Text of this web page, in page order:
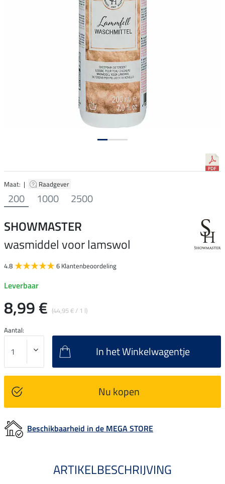
Maat: | Raadgever
200 1000 2500
SHOWMASTER
wasmiddel voor lamswol
4.8 6 Klantenbeoordeling
Leverbaar
8,99 € (44,95 € / 1 l)
Aantal:
In het Winkelwagentje
Nu kopen
Beschikbaarheid in de MEGA STORE
ARTIKELBESCHRIJVING